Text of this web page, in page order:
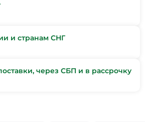
и странам СНГ
через СБП и в рассрочку